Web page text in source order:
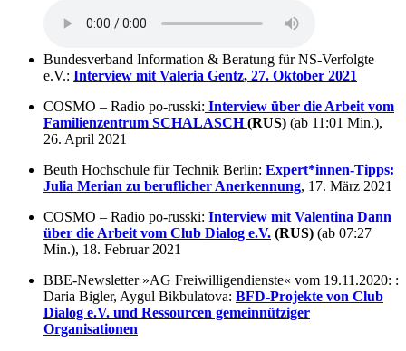
Bundesverband Information & Beratung für NS-Verfolgte
e.V.: Interview mit Valeria Gentz, 27. Oktober 2021
COSMO – Radio po-russki: Interview über die Arbeit vom
Familienzentrum SCHALASCH (RUS) (ab 11:01 Min.),
26. April 2021
Beuth Hochschule für Technik Berlin: Expert*innen-Tipps:
Julia Merian zu beruflicher Anerkennung, 17. März 2021
COSMO – Radio po-russki: Interview mit Valentina Dann
über die Arbeit vom Club Dialog e.V. (RUS) (ab 07:27
Min.), 18. Februar 2021
BBE-Newsletter »AG Freiwilligendienste« vom 19.11.2020: :
Daria Bigler, Aygul Bikbulatova: BFD-Projekte von Club
Dialog e.V. und Ressourcen gemeinnütziger
Organisationen